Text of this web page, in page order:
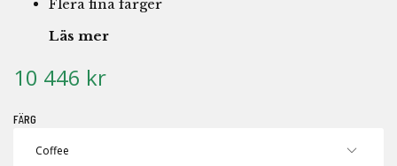
Flera fina färger
Läs mer
10 446 kr
FÄRG